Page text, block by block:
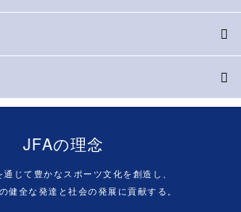
JFAの理念
じて豊かなスポーツ文化を創造し、
健全な発達と社会の発展に貢献する。